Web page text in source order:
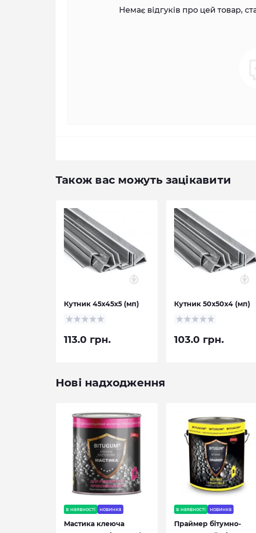
Немає відгуків про цей товар,
Також вас можуть зацікавити
Кутник 45х45х5 (мп)
113.0 грн.
Кутник 50х50х4 (мп)
103.0 грн.
Нові надходження
в наявності новинка
Мастика клеюча
в наявності новинка
Праймер бітумно-